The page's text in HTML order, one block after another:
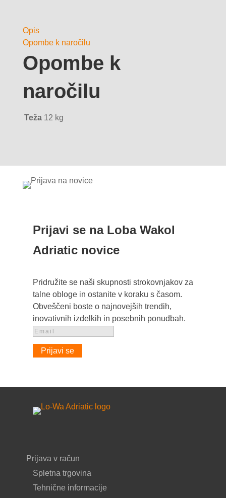
Opis
Opombe k naročilu
Opombe k
naročilu
Teža 12 kg
Prijavi se na Loba Wakol
Adriatic novice
Pridružite se naši skupnosti strokovnjakov za
talne obloge in ostanite v koraku s časom.
Obveščeni boste o najnovejših trendih,
inovativnih izdelkih in posebnih ponudbah.
Prijavi se
Prijava v račun
Spletna trgovina
Tehnične informacije